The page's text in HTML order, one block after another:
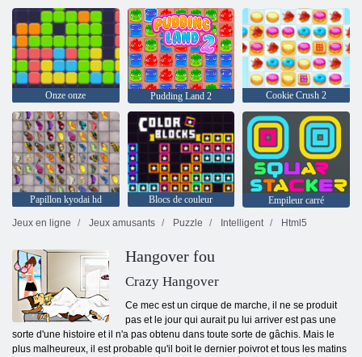
Onze onze Pudding Land 2 Cookie Crush 2
Papillon kyodai hd Blocs de couleur
Empileur carré
Jeux en ligne
Jeux amusants Puzzle Intelligent Html5
Hangover fou
Crazy Hangover
Ce mec est un cirque de marche, il ne se produit
pas et le jour qui aurait pu lui arriver est pas une
sorte d'une histoire et il n'a pas obtenu dans toute sorte de gâchis. Mais le
plus malheureux, il est probable qu'il boit le dernier poivrot et tous les matins